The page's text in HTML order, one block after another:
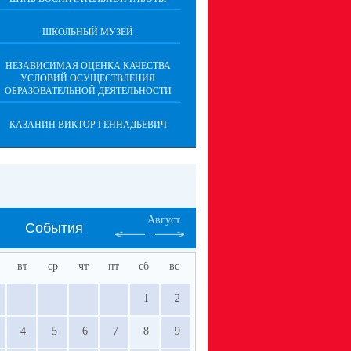
ШКОЛЬНЫЙ МУЗЕЙ
НЕЗАВИСИМАЯ ОЦЕНКА КАЧЕСТВА
УСЛОВИЙ ОСУЩЕСТВЛЕНИЯ
ОБРАЗОВАТЕЛЬНОЙ ДЕЯТЕЛЬНОСТИ
КАЗАНИН ВИКТОР ГЕННАДЬЕВИЧ
События
Август
вт ср чт пт сб вс
1 2
4 5 6 7 8 9